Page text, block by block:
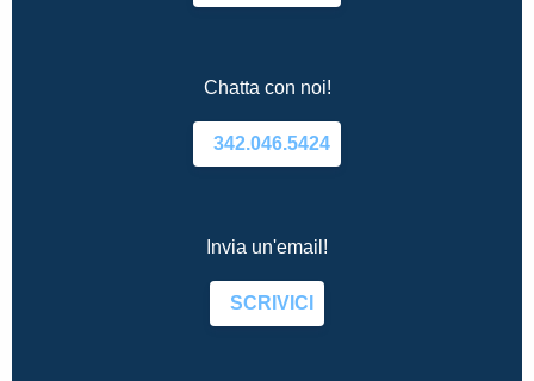
Chatta con noi!
342.046.5424
Invia un'email!
SCRIVICI